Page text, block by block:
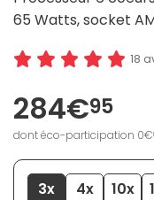
65 Watts, socket
18
284€95
dont éco-participation 0€
3x 4x 10x